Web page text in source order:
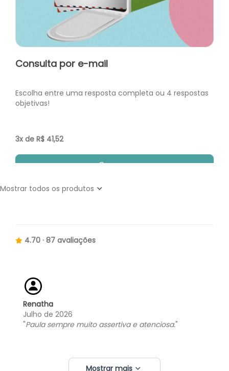
Consulta por e-mail
Escolha entre uma resposta completa ou 4 respostas
objetivas!
3x de R$ 41,52
Comprar
Tirar Dúvida
Mostrar todos os produtos
4.70 · 87 avaliações
Renatha
Julho de 2026
"Paula sempre muito assertiva e atenciosa."
Mostrar mais